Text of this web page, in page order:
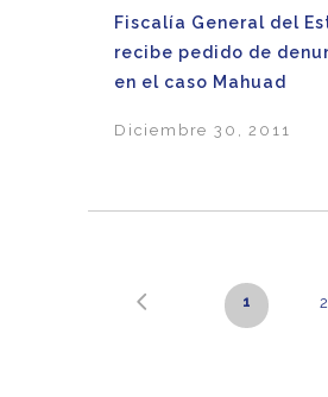
Fiscalía General del
recibe pedido de
en el caso Mahuad
Diciembre 30, 2011
1 2